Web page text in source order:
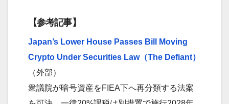
【参考記事】
Japan’s Lower House Passes Bill Moving
Crypto Under Securities Law（The Defiant）
（外部）
衆議院が暗号資産をFIEA下へ再分類する法案